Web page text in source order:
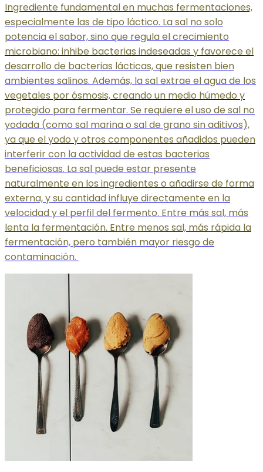
Ingrediente fundamental en muchas fermentaciones,
especialmente las de tipo láctico. La sal no solo
potencia el sabor, sino que regula el crecimiento
microbiano: inhibe bacterias indeseadas y favorece el
desarrollo de bacterias lácticas, que resisten bien
ambientes salinos. Además, la sal extrae el agua de los
vegetales por ósmosis, creando un medio húmedo y
protegido para fermentar. Se requiere el uso de sal no
yodada (como sal marina o sal de grano sin aditivos),
ya que el yodo y otros componentes añadidos pueden
interferir con la actividad de estas bacterias
beneficiosas. La sal puede estar presente
naturalmente en los ingredientes o añadirse de forma
externa, y su cantidad influye directamente en la
velocidad y el perfil del fermento. Entre más sal, más
lenta la fermentación. Entre menos sal, más rápida la
fermentación, pero también mayor riesgo de
contaminación.